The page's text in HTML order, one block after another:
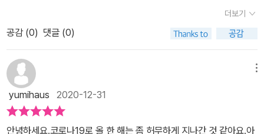
게 맞는 방법으로 쓰기 연습을 할 수 있었어요​ 제가 아이에게 집에서
가르치려고 산 그 어떤 영어교재보다 아이들이 좋아할만한 교재였어
요영어를 배우는 순간순간이 재미있다면 영어공부도 재미있다고 느
낄 수 있잖아요자녀교육서에 무언가를 배울때 아이들은 그때의 느낌,
감정을 오래 기억한다고 했었는데이 책으로 영어를 배운다면 아이들
이 영어 공부를 좋아할 수 밖에 없겠다 싶었네요저는 이 책을 만나고
나서 지금까지 아이와 풀던 영어교재를 잠시 중단하고 당장 내일부터
페이지마다 QR코드가 있어서 원어민의 음성으로 생생한 대화와 표
현 연습 문장들을들어볼 수 있어서 완전 좋았어요. 이제 굳이 CD가
는 Practice Book 도함께 들어 있어서 엄마표 영어로 활용하기에
너무 좋은 교재인 듯 합니다.코로나로 외출도 쉽지 않고, 긴 겨울 방학
동안 아이와 함께 <놓지 마 초등 영어 표현> 책으로 재미나게 영어를
배워가려고 합니다.이제 초등 아이들에게 <놓지 마 초등 영어 표현>
책이 초등 영어 필독서가 되겠어요~~[출판사로부터 도서 협찬을 받
등 영어 표현 의 최대 장점은 원어민의 음성으로 대화와 연습 문장을
들을수 있는 QR코드가 있는것인것 같아요 사실 엄마표 영어는 많이
조심스러운데 ... QR코드로 원어민 발음으로 함께하니 같이 배우는
느낌 ㅎㅎㅎ 초등이 익혀야할 생활과 밀접한 관련있는 영어표현
들 재미나게 읽으면서 아들이 먼저 호기심을 가지고 따라하니 엄마
미소가 저절로 지어지더라는 열대섬 줄줄섬으로 간 정신이네 가족
들 그런 가족들이 새친구를 만나면서 펼쳐지는 재미있는 이야기 사
더보기
공감 (0) 댓글 (0)
yumihaus 2020-12-31
안녕하세요.코로나19로 올 한 해는 좀 허무하게 지나간 것 같아요.아